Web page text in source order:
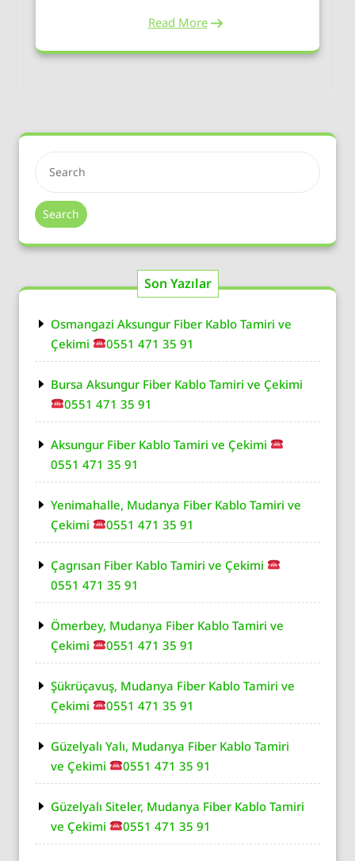
Read More
Search
Son Yazılar
Osmangazi Aksungur Fiber Kablo Tamiri ve
Çekimi
0551 471 35 91
Bursa Aksungur Fiber Kablo Tamiri ve Çekimi
0551 471 35 91
Aksungur Fiber Kablo Tamiri ve Çekimi
0551 471 35 91
Yenimahalle, Mudanya Fiber Kablo Tamiri ve
Çekimi
0551 471 35 91
Çagrısan Fiber Kablo Tamiri ve Çekimi
0551 471 35 91
Ömerbey, Mudanya Fiber Kablo Tamiri ve
Çekimi
0551 471 35 91
Şükrüçavuş, Mudanya Fiber Kablo Tamiri ve
Çekimi
0551 471 35 91
Güzelyalı Yalı, Mudanya Fiber Kablo Tamiri
ve Çekimi
0551 471 35 91
Güzelyalı Siteler, Mudanya Fiber Kablo Tamiri
ve Çekimi
0551 471 35 91